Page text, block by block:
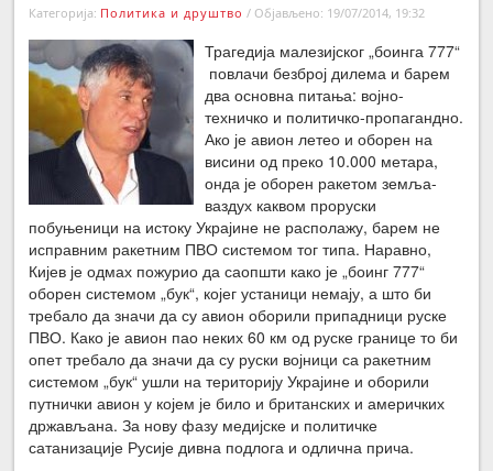
Категорија: Политика и друштво / Објављено: 19/07/2014, 19:32
Трагедија малезијског „боинга 777“
повлачи безброј дилема и барем
два основна питања: војно-
техничко и политичко-пропагандно.
Ако је авион летео и оборен на
висини од преко 10.000 метара,
онда је оборен ракетом земља-
ваздух каквом проруски
побуњеници на истоку Украјине не располажу, барем не
исправним ракетним ПВО системом тог типа. Наравно,
Кијев је одмах пожурио да саопшти како је „боинг 777“
оборен системом „бук“, којег устаници немају, а што би
требало да значи да су авион оборили припадници руске
ПВО. Како је авион пао неких 60 км од руске границе то би
опет требало да значи да су руски војници са ракетним
системом „бук“ ушли на територију Украјине и оборили
путнички авион у којем је било и британских и америчких
држављана. За нову фазу медијске и политичке
сатанизације Русије дивна подлога и одлична прича.